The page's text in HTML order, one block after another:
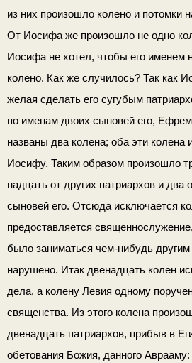
из них произошло колено и потомки
От Иосифа же произошло не одно
Иосифа не хотел, чтобы его именем
колено. Как же случилось? Так как
желая сделать его сугубым
по именам двоих сыновей его,
названы два колена; оба эти колена
Иосифу. Таким образом произошло
надцать от других патриархов и
сыновей его. Отсюда исключается
предоставляется
было заниматься чем-нибудь
нарушено. Итак двенадцать колен
дела, а колену Левия одному
священства. Из этого колена
двенадцать па­триархов, прибыв в
обетования Божия, данного Аврааму: